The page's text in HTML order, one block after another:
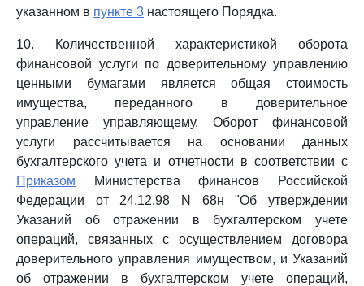
указанном в пункте 3 настоящего Порядка.
10. Количественной характеристикой оборота
финансовой услуги по доверительному управлению
ценными бумагами является общая стоимость
имущества, переданного в доверительное
управление управляющему. Оборот финансовой
услуги рассчитывается на основании данных
бухгалтерского учета и отчетности в соответствии с
Приказом Министерства финансов Российской
Федерации от 24.12.98 N 68н "Об утверждении
Указаний об отражении в бухгалтерском учете
операций, связанных с осуществлением договора
доверительного управления имуществом, и Указаний
об отражении в бухгалтерском учете операций,